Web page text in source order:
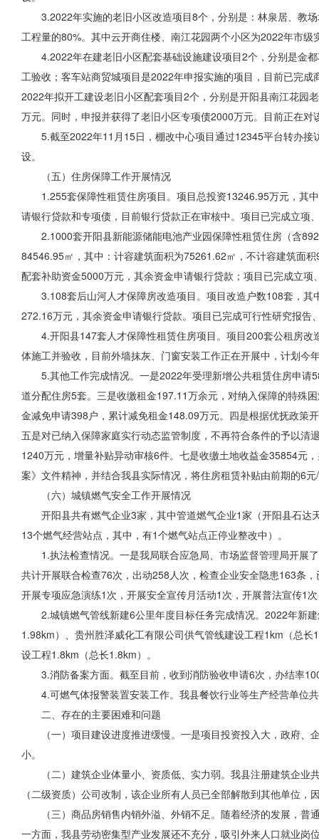
3.2022年实施的老旧小区改造项目8个，分别是：林泉居、教
工程量的80%。其中云开商住楼、南江花园两个小区为2022年市
4.2022年在建老旧小区配套基础设施建设项目2个，分别是金
工验收；客车站商贸城项目是2022年申报实施的项目，目前已完
2022年拟开工建设老旧小区配套项目2个，分别是开阳县南江花园
万元。同时，申报并获得了老旧小区专项债2000万元。目前正在
5.截至2022年11月15日，棚改中心项目通过12345平台转办
设。
（五）住房保障工作开展情况
1.255套保障性租赁住房项目。项目总投资13246.95万元，其
请银行贷款和专项债，目前银行贷款正在审核中。项目已完成立项
2.1000套开阳县新能源储能电池产业园保障性租赁住房（含
84546.95㎡，其中：计容建筑面积为75261.62㎡，不计容建筑面
配套补助资金5000万元，其余资金申请银行贷款；项目已完成立
3.108套后山河人才保障房改造项目。项目改造户数108套，
272.16万元，其余资金申请银行贷款。项目已完成可行性研究报告
4.开阳县147套人才保障性租赁住房项目。项目200套公租房
体施工并验收，目前外墙抹灰、门窗安装工作正在开展中，计划今
5.其他工作完成情况。一是2022年受理新增公共租赁住房申
道分配住房5套。三是收缴租金197.11万余元，对纳入保障的特殊
金减免申请398户，累计减免租金148.09万元。四是根据优抚政策
五是对已纳入保障家庭实行动态监管制度，不再符合条件的予以
1240万元，增量补贴异动审核6件。七是收缴土地收益金35854元
案》文件精神，并结合我县实际情况，将住房租赁补贴由前期的6
（六）城镇燃气安全工作开展情况
开阳县共有燃气企业3家，其中管道燃气企业1家（开阳县石
13个燃气经营站点，其中，有1个燃气站点正停业整改中）。
1.执法检查情况。一是我局联合应急局、市场监督管理局开展
共计开展联合检查76次，出动258人次，检查企业安全隐患163条
开展专项应急演练1次，开展安全宣传月活动1次，开展普法宣传1
2.城镇燃气管线新建6公里年度目标任务完成情况。2022年新
1.98km）、贵州胜泽威化工有限公司供气管线建设工程1km （总长
设工程1.8km （总长1.8km）。
3.消防备案方面。截至目前，收到消防验收申请6次，办结率
4.可燃气体报警装置安装工作。我县餐饮行业等生产经营单位
二、存在的主要困难和问题
（一）项目建设进度推进缓慢。一是项目投资投入大，政府
小。
（二）建筑企业体量小、资质低、实力弱。我县注册建筑企
（二级资质）公司改制，该企业所有人员已全部解散到其他单位，
（三）商品房销售内销外溢、外销不足。随着经济的发展，
一方面，我县劳动密集型产业发展还不充分，吸引外来人口就业